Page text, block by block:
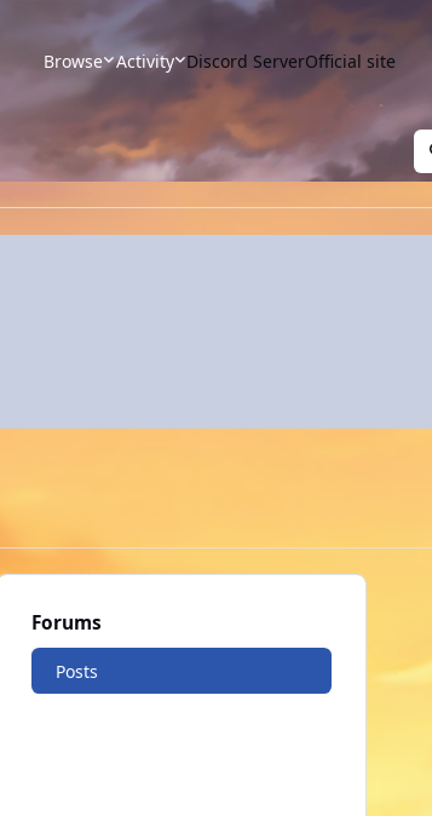
Browse Activity Discord ServerOfficial site
Forums
Posts